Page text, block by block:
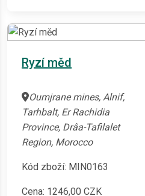
Ryzí měd
Oumjrane mines, Alnif,
Tarhbalt, Er Rachidia
Province, Drâa-Tafilalet
Region, Morocco
Kód zboží: MIN0163
Cena: 1246,00 CZK